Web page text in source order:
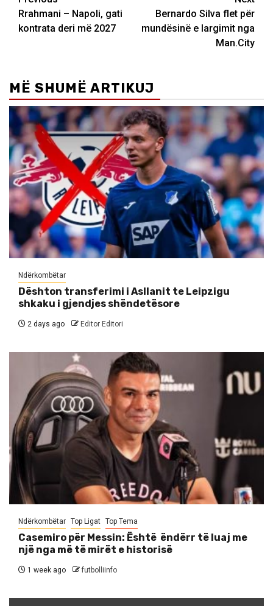
navigation
Rrahmani – Napoli, gati
kontrata deri më 2027
Bernardo Silva flet për
mundësinë e largimit nga
Man.City
MË SHUMË ARTIKUJ
Ndërkombëtar
Dështon transferimi i Asllanit te Leipzigu
shkaku i gjendjes shëndetësore
2 days ago Editor Editori
Ndërkombëtar Top Ligat Top Tema
Casemiro për Messin: Është ëndërr të luaj me
një nga më të mirët e historisë
1 week ago futbolliinfo